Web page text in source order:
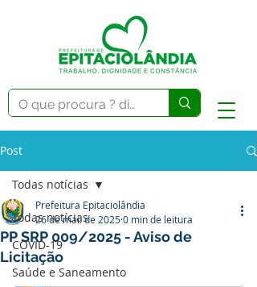
Post
Todas notícias
COVID-19
Saúde e Saneamento
Todas notícias
PP SRP 009/2025 - Aviso de
Licitação
Prefeitura Epitaciolândia
26 de mai. de 20250 min de leitura